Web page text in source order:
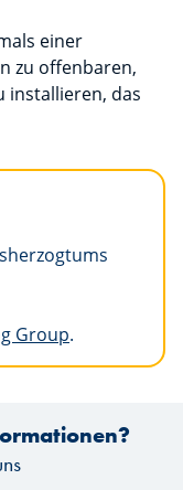
einer
zu offenbaren,
installieren, das
Group.